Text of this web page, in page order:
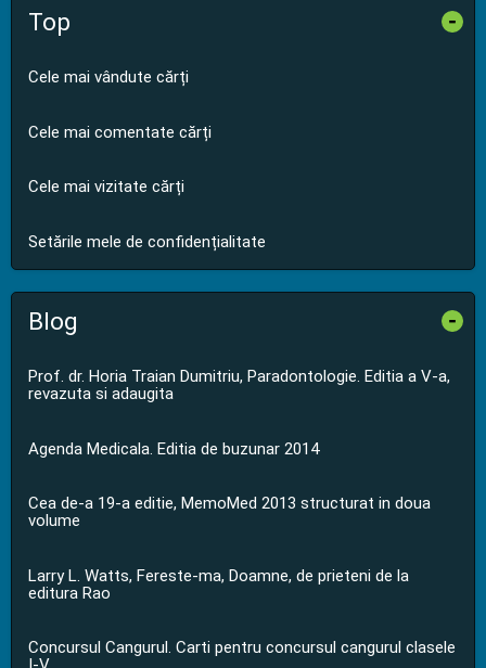
Top -
Cele mai vândute cărți
Cele mai comentate cărți
Cele mai vizitate cărți
Setările mele de confidențialitate
Blog -
Prof. dr. Horia Traian Dumitriu, Paradontologie. Editia a V-a,
revazuta si adaugita
Agenda Medicala. Editia de buzunar 2014
Cea de-a 19-a editie, MemoMed 2013 structurat in doua
volume
Larry L. Watts, Fereste-ma, Doamne, de prieteni de la
editura Rao
Concursul Cangurul. Carti pentru concursul cangurul clasele